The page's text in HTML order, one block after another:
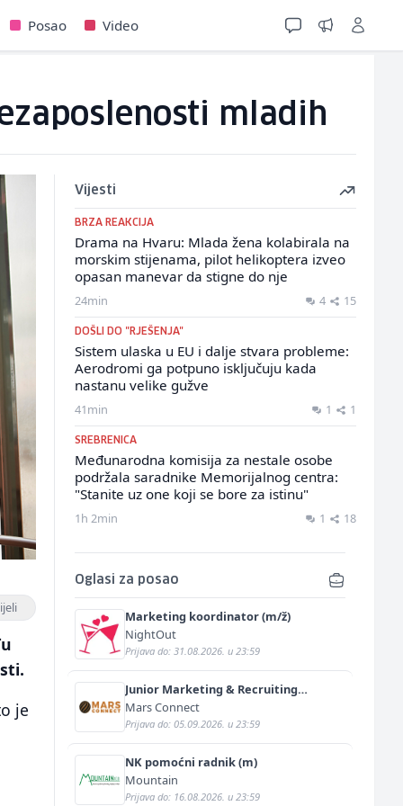
Posao Video
mladih
je
Vijesti
BRZA REAKCIJA
Drama na Hvaru: Mlada žena kolabirala na
morskim stijenama, pilot helikoptera izveo
opasan manevar da stigne do nje
24min 4 15
DOŠLI DO "RJEŠENJA"
Sistem ulaska u EU i dalje stvara probleme:
Aerodromi ga potpuno isključuju kada
nastanu velike gužve
41min 1 1
SREBRENICA
Međunarodna komisija za nestale osobe
podržala saradnike Memorijalnog centra:
"Stanite uz one koji se bore za istinu"
1h 2min 1 18
Oglasi za posao
Marketing koordinator (m/ž)
NightOut
Prijava do: 31.08.2026. u 23:59
Junior Marketing & Recruiting
Specialist (m/ž)
Mars Connect
Prijava do: 05.09.2026. u 23:59
NK pomoćni radnik (m)
Mountain
Prijava do: 16.08.2026. u 23:59